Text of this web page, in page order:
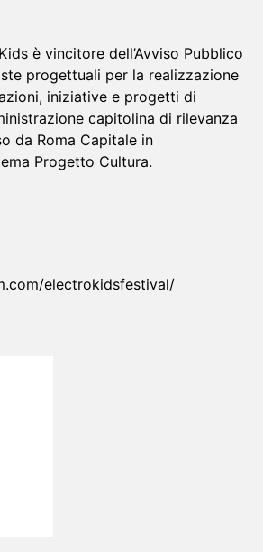
è vincitore dell’Avviso Pubblico
progettuali per la realizzazione
iniziative e progetti di
capitolina di rilevanza
da Roma Capitale in
Progetto Cultura.
electrokidsfestival/